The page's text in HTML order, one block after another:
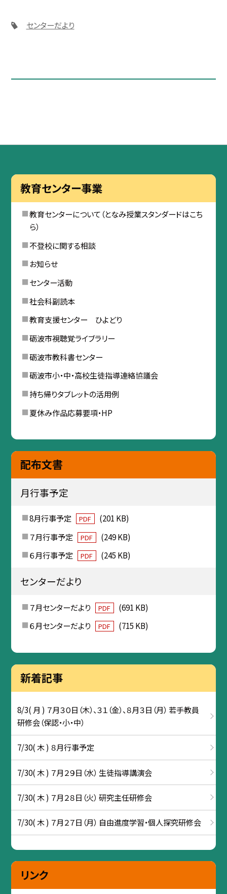
センターだより
教育センター事業
教育センターについて（となみ授業スタンダードはこち
ら）
不登校に関する相談
お知らせ
センター活動
社会科副読本
教育支援センター ひよどり
砺波市視聴覚ライブラリー
砺波市教科書センター
砺波市小・中・高校生徒指導連絡協議会
持ち帰りタブレットの活用例
夏休み作品応募要項・HP
配布文書
月行事予定
8月行事予定 PDF
(201 KB)
７月行事予定
PDF
(249 KB)
６月行事予定
PDF (245 KB)
センターだより
７月センターだより PDF
(691 KB)
６月センターだより
PDF (715 KB)
新着記事
8/3( 月 ) ７月３０日（木）、３１（金）、８月３日（月） 若手教員
研修会（保認・小・中）
7/30( 木 ) ８月行事予定
7/30( 木 ) ７月２９日（水） 生徒指導講演会
7/30( 木 ) ７月２８日（火） 研究主任研修会
7/30( 木 ) ７月２７日（月） 自由進度学習・個人探究研修会
リンク